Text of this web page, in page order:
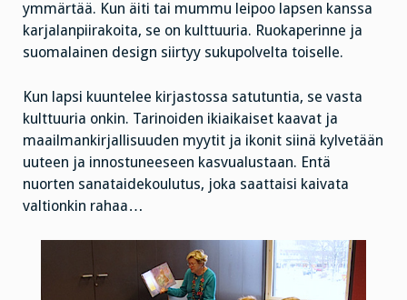
ymmärtää. Kun äiti tai mummu leipoo lapsen kanssa
karjalanpiirakoita, se on kulttuuria. Ruokaperinne ja
suomalainen design siirtyy sukupolvelta toiselle.
Kun lapsi kuuntelee kirjastossa satutuntia, se vasta
kulttuuria onkin. Tarinoiden ikiaikaiset kaavat ja
maailmankirjallisuuden myytit ja ikonit siinä kylvetään
uuteen ja innostuneeseen kasvualustaan. Entä
nuorten sanataidekoulutus, joka saattaisi kaivata
valtionkin rahaa…